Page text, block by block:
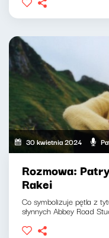
30 kwietnia 2024
Rozmowa:
Rakei
Co symbolizuje pętla z
słynnych Abbey Road